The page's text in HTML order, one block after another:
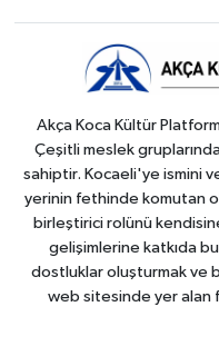
Akça Koca Kültür
Çeşitli meslek
sahiptir. Kocaeli'ye ismini
yerinin fethinde komutan
birleştirici rolünü
gelişimlerine katkıda
dostluklar oluşturmak ve
web sitesinde yer alan